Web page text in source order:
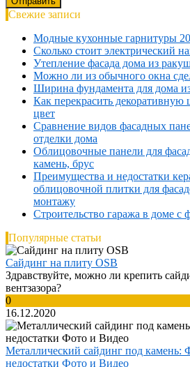
Свежие записи
Модные кухонные гарнитуры
Сколько стоит электрический
Утепление фасада дома из
Можно ли из обычного окна
Ширина фундамента для дома из
Как перекрасить декоративную
цвет
Сравнение видов фасадных
отделки дома
Облицовочные панели для
камень, брус
Преимущества и недостатки
облицовочной плитки для
монтажу
Строительство гаража в доме
Популярные статьи
Сайдинг на плиту OSB
Здравствуйте, можно ли крепить
вентзазора?
0
16.12.2020
Металлический сайдинг под камень:
недостатки Фото и Видео